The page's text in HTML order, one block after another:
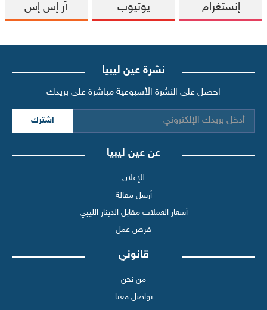
إنستغرام يوتيوب آر إس إس
نشرة عين ليبيا
احصل على النشرة الأسبوعية مباشرة على بريدك
اشترك
عن عين ليبيا
للإعلان
أرسل مقالة
أسعار العملات مقابل الدينار الليبي
فرص عمل
قانوني
من نحن
تواصل معنا